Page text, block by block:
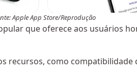
Apple App Store/Reprodução
que oferece aos usuários
recursos, como compatibilidade